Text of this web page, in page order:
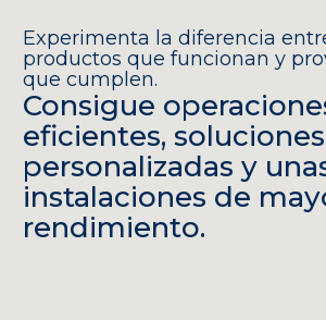
Experimenta la diferencia
productos que funcionan y
que cumplen.
Consigue
eficientes, soluciones
personalizadas y
instalaciones de
rendimiento.